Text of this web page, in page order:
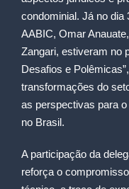
condominial. Já no dia
AABIC, Omar
Zangari, estiveram no
Desafios e
transformações do
as perspectivas para
no Brasil.
A participação da
reforça o